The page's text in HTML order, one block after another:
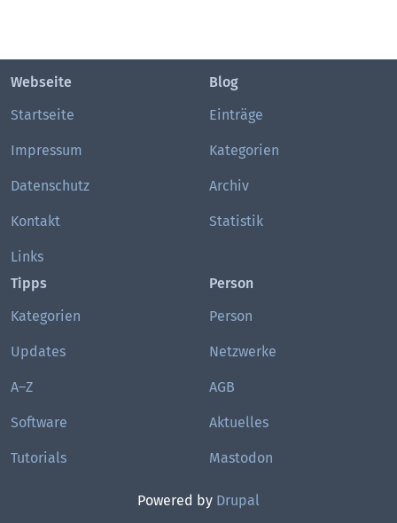
Webseite
Startseite
Impressum
Datenschutz
Kontakt
Links
Blog
Einträge
Kategorien
Archiv
Statistik
Tipps
Kategorien
Updates
A–Z
Software
Tutorials
Person
Person
Netzwerke
AGB
Aktuelles
Mastodon
Powered by Drupal